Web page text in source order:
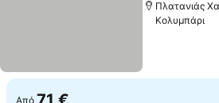
Πλατανιάς
Κολυμπάρι
Από